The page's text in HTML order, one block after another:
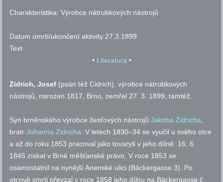
Charakteristika:Výrobce nátrubkových nástrojů
Datum úmrtí/ukončení aktivity:27.3.1899
Text
• Literatura•
Zidrich, Josef (psán též Cidrich), výrobce nátrubkových
nástrojů, narozen 1817, Brno, zemřel 27. 3. 1899, tamtéž.
Syn brněnského výrobce žesťových nástrojůJakoba Zidricha,
bratrJohanna Zidricha. V letech 1830–34 se vyučil u svého otce
a až do roku 1853 pracoval jako tovaryš v jeho dílně. 16. 6.
1845 získal v Brně měšťanské právo. V roce 1853 se
osamostatnil na nynější Anenské ulici (Bäckergasse 3). Po
otcově smrti převzal v roce 1858 jeho dílnu na Bäckergasseč.